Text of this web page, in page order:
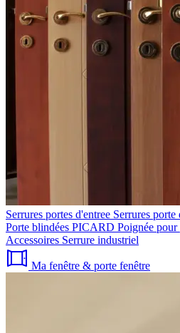
Serrures portes d'entree Serrures
Porte blindées PICARD Poignée pour
Accessoires Serrure industriel
Ma fenêtre & porte fenêtre